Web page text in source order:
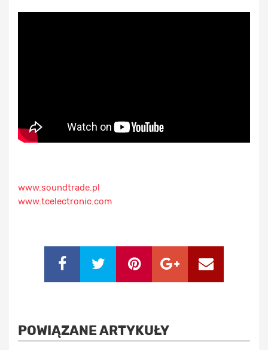
www.soundtrade.pl
www.tcelectronic.com
POWIĄZANE ARTYKUŁY